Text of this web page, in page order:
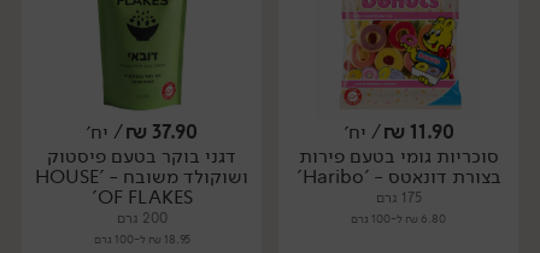
יח׳ יח׳
11.90
₪/ יח׳
סוכריות גומי בטעם פירות
בצורת דונאטס - 'Haribo'
175 גרם
6.80 ₪ ל-100 גרם
37.90
₪/ יח׳
דגני בוקר בטעם פיסטוק
ושוקולד משובח - 'HOUSE
OF FLAKES'
200 גרם
18.95 ₪ ל-100 גרם